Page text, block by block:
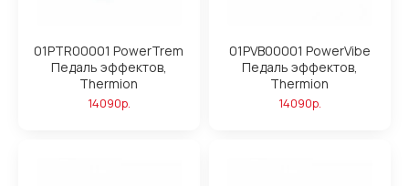
01PTR00001 PowerTrem
Педаль эффектов,
Thermion
14090р.
01PVB00001 PowerVibe
Педаль эффектов,
Thermion
14090р.